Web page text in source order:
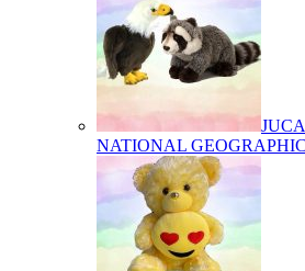
NATIONAL GEOGRAPHIC